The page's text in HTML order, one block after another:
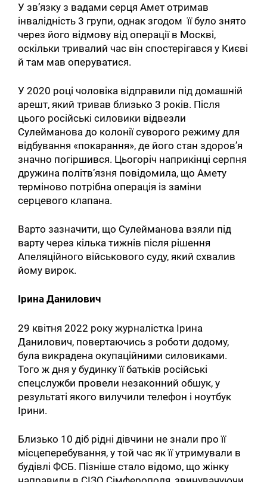
У зв’язку з вадами серця Амет отримав
інвалідність 3 групи, однак згодом її було знято
через його відмову від операції в Москві,
оскільки тривалий час він спостерігався у Києві
й там мав оперуватися.
У 2020 році чоловіка відправили під домашній
арешт, який тривав близько 3 років. Після
цього російські силовики відвезли
Сулейманова до колонії суворого режиму для
відбування «покарання», де його стан здоров’я
значно погіршився. Цьогоріч наприкінці серпня
дружина політв’язня повідомила, що Амету
терміново потрібна операція із заміни
серцевого клапана.
Варто зазначити, що Сулейманова взяли під
варту через кілька тижнів після рішення
Апеляційного військового суду, який схвалив
йому вирок.
Ірина Данилович
29 квітня 2022 року журналістка Ірина
Данилович, повертаючись з роботи додому,
була викрадена окупаційними силовиками.
Того ж дня у будинку її батьків російські
спецслужби провели незаконний обшук, у
результаті якого вилучили телефон і ноутбук
Ірини.
Близько 10 діб рідні дівчини не знали про її
місцеперебування, у той час як її утримували в
будівлі ФСБ. Пізніше стало відомо, що жінку